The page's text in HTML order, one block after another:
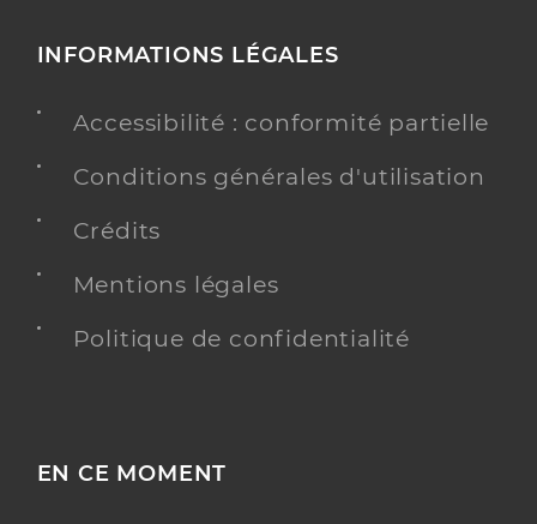
INFORMATIONS LÉGALES
Accessibilité : conformité partielle
Conditions générales d'utilisation
Crédits
Mentions légales
Politique de confidentialité
EN CE MOMENT